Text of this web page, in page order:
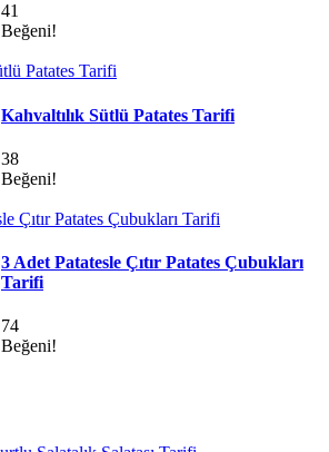
41
Beğeni!
Kahvaltılık Sütlü Patates Tarifi
38
Beğeni!
3 Adet Patatesle Çıtır Patates Çubukları
Tarifi
74
Beğeni!